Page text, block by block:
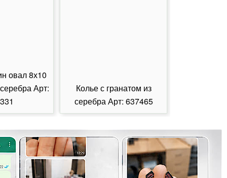
овал 8х10
Арт:
Колье с гранатом из
серебра Арт: 637465